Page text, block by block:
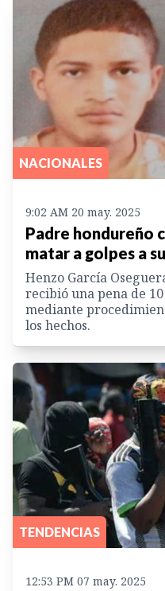
NACIONALES
9:02 AM 20 may. 2025
Padre hondureño
matar a golpes a
Henzo García
recibió una pena de
mediante
los hechos.
TENDENCIAS
12:53 PM 07 may. 2025